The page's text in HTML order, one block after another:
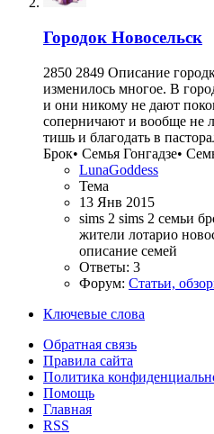
Городок Новосельск
2850 2849 Описание
изменилось многое. В
и они никому не дают
соперничают и вообще не
тишь и благодать в
Брок• Семья Гонгадзе•
LunaGoddess
Тема
13 Янв 2015
sims 2 sims 2 семьи
жители лотарио
описание семей
Ответы: 3
Форум: Статьи,
Ключевые слова
Обратная связь
Правила сайта
Политика
Помощь
Главная
RSS